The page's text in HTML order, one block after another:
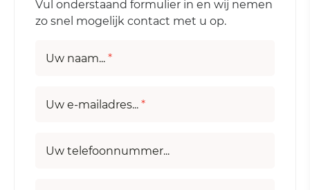
Vul onderstaand formulier in en wij nemen
zo snel mogelijk contact met u op.
Uw naam... *
Uw e-mailadres... *
Uw telefoonnummer...